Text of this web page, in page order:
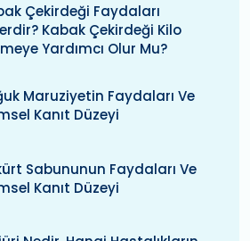
Çekirdeği Faydaları
Kabak Çekirdeği Kilo
Yardımcı Olur Mu?
Maruziyetin Faydaları Ve
Kanıt Düzeyi
Sabununun Faydaları Ve
Kanıt Düzeyi